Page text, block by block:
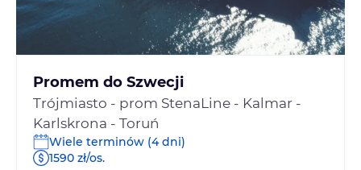
Promem do Szwecji
Trójmiasto - prom StenaLine - Kalmar -
Karlskrona - Toruń
Wiele terminów (4 dni)
1590 zł/os.